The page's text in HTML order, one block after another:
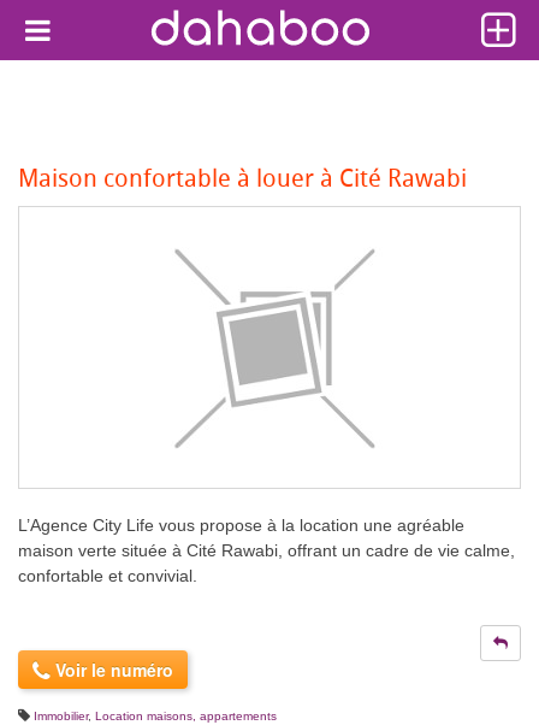
Maison confortable à louer à Cité Rawabi
L’Agence City Life vous propose à la location une agréable
maison verte située à Cité Rawabi, offrant un cadre de vie calme,
confortable et convivial.
Voir le numéro
Immobilier, Location maisons, appartements